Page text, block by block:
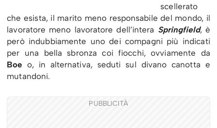
scellerato
che esista, il marito meno responsabile del mondo, il
lavoratore meno lavoratore dell’intera Springfield, è
però indubbiamente uno dei compagni più indicati
per una bella sbronza coi fiocchi, ovviamente da
Boe o, in alternativa, seduti sul divano canotta e
mutandoni.
PUBBLICITÀ